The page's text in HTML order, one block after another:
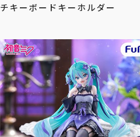
チキーボードキーホルダー